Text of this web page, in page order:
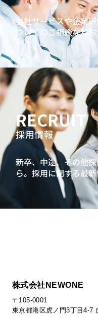
問題発見解決研修AIリ
プロジェクトマネジメ
30代向けキャリア研修
は何か？
キャリアクラフトシリ
人生100年時代ゲーム『
管理職候補向け研修
AI時代の業務効率化研
リーダーシップ開発プ
プロジェクトマネジメ
キャリアクラフトシリ
90日で成果を出すマネ
次世代リーダー向け
リーダーシップ開発プ
プロジェクトマネジメ
課長育成のための戦略
AI時代の業務効率化研修
戦略構築研修・​ 事業変
当社サービスや企業
ついてのご相談など
RECRUIT
採用情報
新卒、中途、その他
ら。採用に関する最
株式会社NEWONE
〒105-0001
東京都港区虎ノ門3丁目4-7